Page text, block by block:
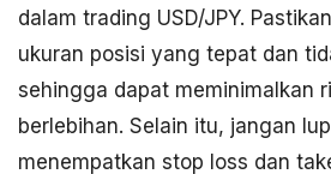
dalam trading USD/JPY.
ukuran posisi yang tepat dan
sehingga dapat meminimalkan
berlebihan. Selain itu, jangan
menempatkan stop loss dan